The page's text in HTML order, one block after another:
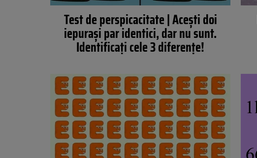
Test de perspicacitate | Acești doi
iepurași par identici, dar nu sunt.
Identificați cele 3 diferențe!